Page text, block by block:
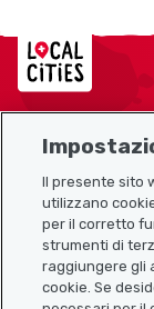
Localcities
Link utili
Scarica l’app
Il presente sito
utilizzano
per il corretto
strumenti di
raggiungere gli
cookie. Se